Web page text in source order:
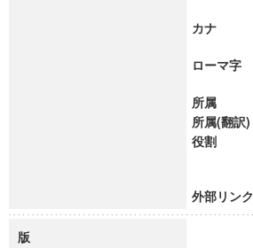
カナ
ローマ字
所属
所属(翻訳)
役割
外部リンク
版